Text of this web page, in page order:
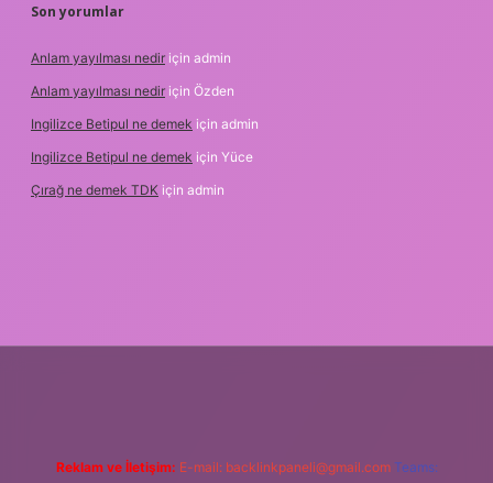
Son yorumlar
Anlam yayılması nedir için admin
Anlam yayılması nedir için Özden
Ingilizce Betipul ne demek için admin
Ingilizce Betipul ne demek için Yüce
Çırağ ne demek TDK için admin
Reklam ve İletişim: E-mail: backlinkpaneli@gmail.com Teams: